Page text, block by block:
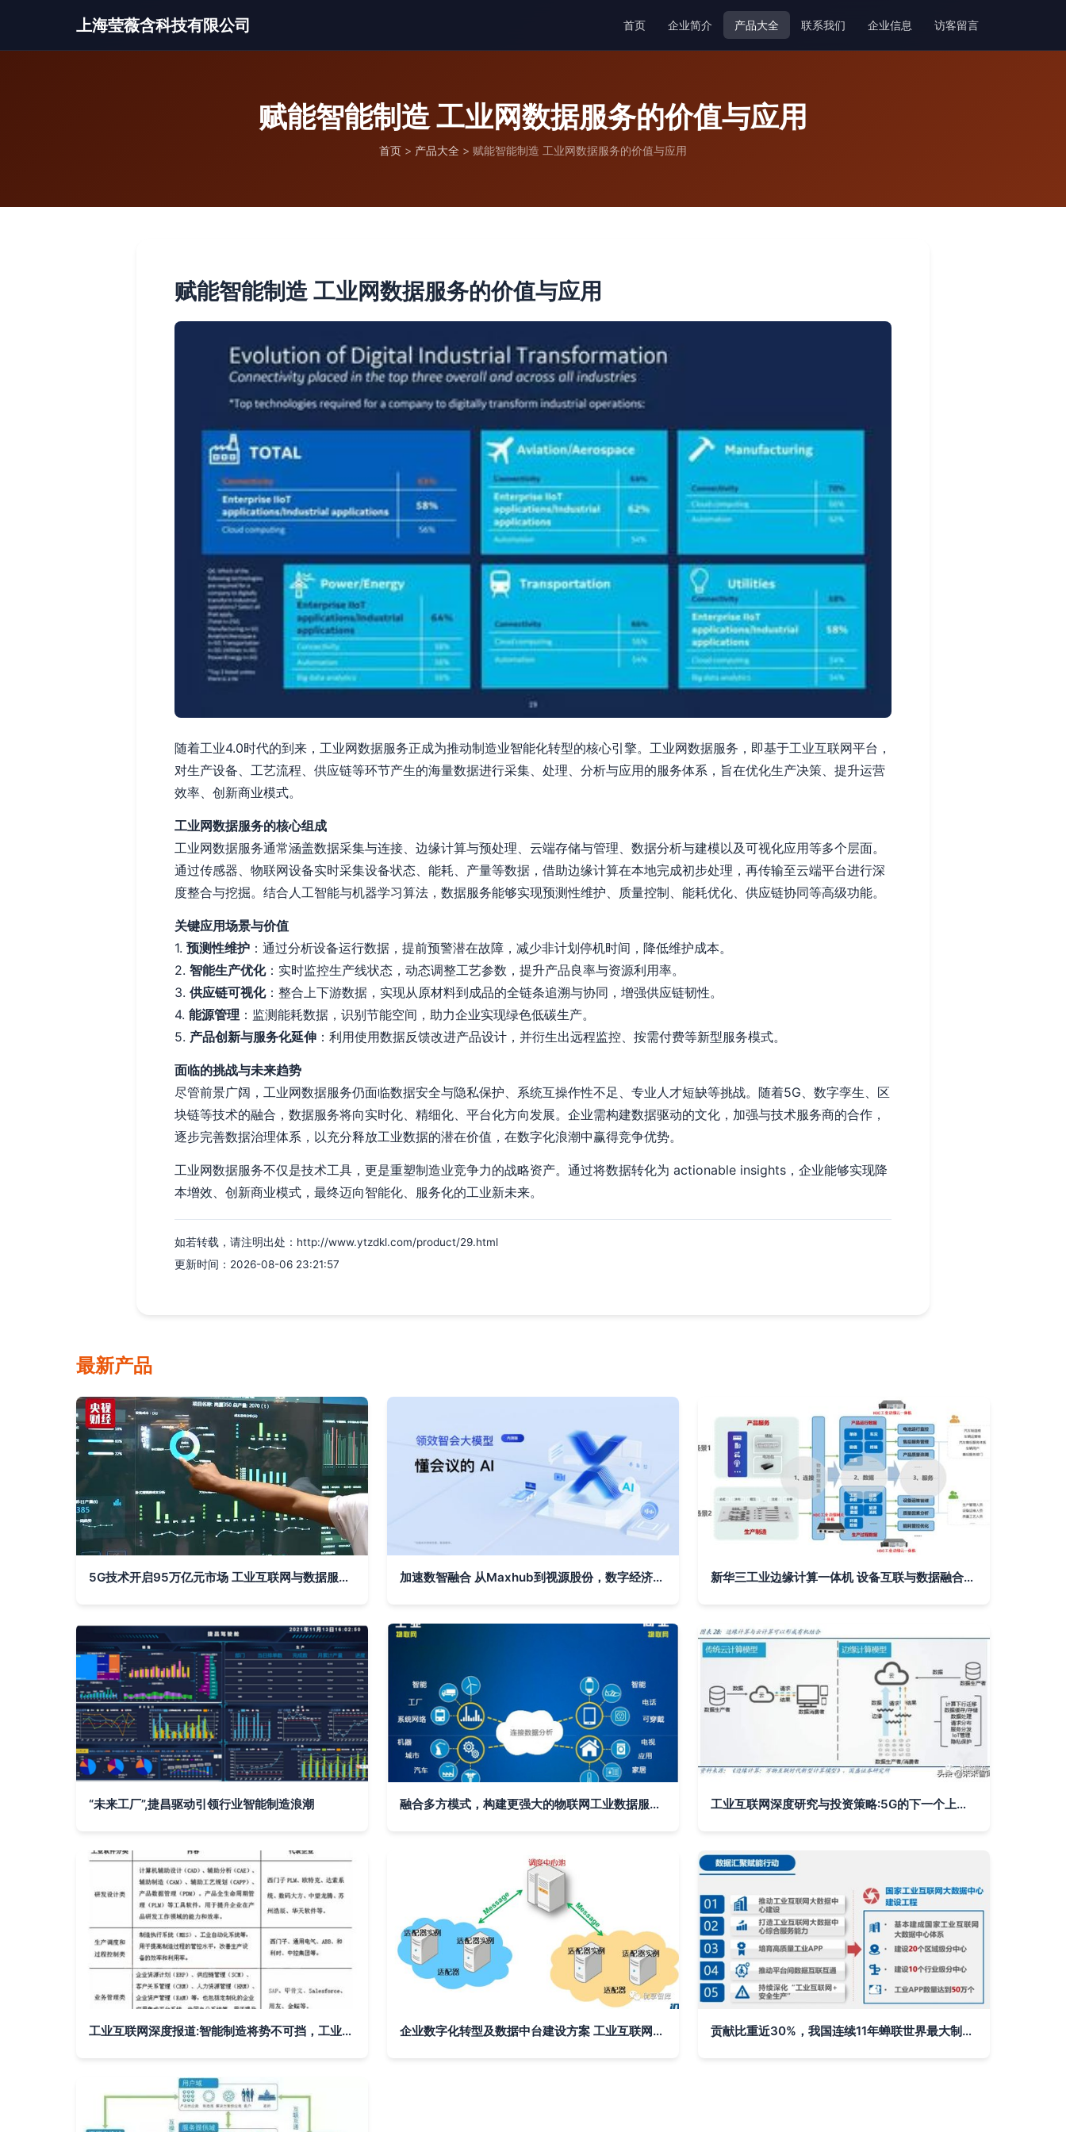
上海莹薇含科技有限公司 首页 企业简介 产品大全 联系我们 企业信息 访客留言
赋能智能制造 工业网数据服务的价值与应用
首页 > 产品大全 > 赋能智能制造 工业网数据服务的价值与应用
赋能智能制造 工业网数据服务的价值与应用
随着工业4.0时代的到来，工业网数据服务正成为推动制造业智能化转型的核心引擎。工业网数据服务，即基于工业互联网平台，
对生产设备、工艺流程、供应链等环节产生的海量数据进行采集、处理、分析与应用的服务体系，旨在优化生产决策、提升运营
效率、创新商业模式。
工业网数据服务的核心组成
工业网数据服务通常涵盖数据采集与连接、边缘计算与预处理、云端存储与管理、数据分析与建模以及可视化应用等多个层面。
通过传感器、物联网设备实时采集设备状态、能耗、产量等数据，借助边缘计算在本地完成初步处理，再传输至云端平台进行深
度整合与挖掘。结合人工智能与机器学习算法，数据服务能够实现预测性维护、质量控制、能耗优化、供应链协同等高级功能。
关键应用场景与价值
1. 预测性维护 ：通过分析设备运行数据，提前预警潜在故障，减少非计划停机时间，降低维护成本。
2. 智能生产优化：实时监控生产线状态，动态调整工艺参数，提升产品良率与资源利用率。
3. 供应链可视化：整合上下游数据，实现从原材料到成品的全链条追溯与协同，增强供应链韧性。
4. 能源管理 ：监测能耗数据，识别节能空间，助力企业实现绿色低碳生产。
5. 产品创新与服务化延伸 ：利用使用数据反馈改进产品设计，并衍生出远程监控、按需付费等新型服务模式。
面临的挑战与未来趋势
尽管前景广阔，工业网数据服务仍面临数据安全与隐私保护、系统互操作性不足、专业人才短缺等挑战。随着5G、数字孪生、区
块链等技术的融合，数据服务将向实时化、精细化、平台化方向发展。企业需构建数据驱动的文化，加强与技术服务商的合作，
逐步完善数据治理体系，以充分释放工业数据的潜在价值，在数字化浪潮中赢得竞争优势。
工业网数据服务不仅是技术工具，更是重塑制造业竞争力的战略资产。通过将数据转化为 actionable insights，企业能够实现降
本增效、创新商业模式，最终迈向智能化、服务化的工业新未来。
如若转载，请注明出处：http://www.ytzdkl.com/product/29.html
更新时间：2026-08-06 23:21:57
最新产品
5G技术开启95万亿元市场 工业互联网与数据服务如何重塑生活与产业 加速数智融合 从Maxhub到视源股份，数字经济国货的突围之路 新华三工业边缘计算一体机 设备互联与数据融合的新引擎
“未来工厂”,捷昌驱动引领行业智能制造浪潮 融合多方模式，构建更强大的物联网工业数据服务体系 工业互联网深度研究与投资策略:5G的下一个上甘岭
工业互联网深度报道:智能制造将势不可挡，工业网数据服务引领变革 企业数字化转型及数据中台建设方案 工业互联网数据服务新范式 贡献比重近30%，我国连续11年蝉联世界最大制造业国家盛誉